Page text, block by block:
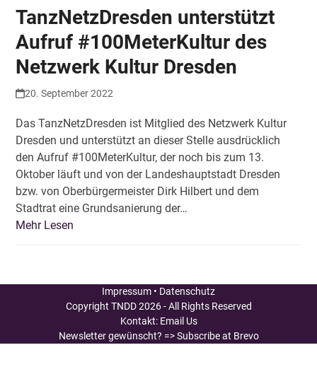
TanzNetzDresden unterstützt
Aufruf #100MeterKultur des
Netzwerk Kultur Dresden
20. September 2022
Das TanzNetzDresden ist Mitglied des Netzwerk Kultur
Dresden und unterstützt an dieser Stelle ausdrücklich
den Aufruf #100MeterKultur, der noch bis zum 13.
Oktober läuft und von der Landeshauptstadt Dresden
bzw. von Oberbürgermeister Dirk Hilbert und dem
Stadtrat eine Grundsanierung der…
Mehr Lesen
Impressum • Datenschutz
Copyright TNDD2026 - All Rights Reserved
Kontakt: Email Us
Newsletter gewünscht? => Subscribe at Brevo